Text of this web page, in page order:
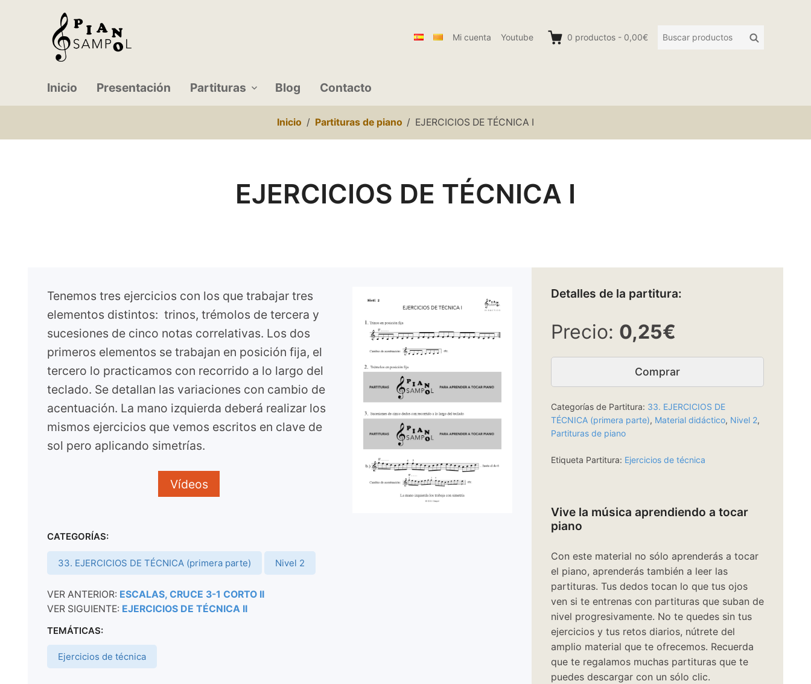
Mi cuenta Youtube 0 productos - 0,00€
Buscar
Buscar
Inicio Presentación Partituras Blog Contacto
Inicio Partituras de piano EJERCICIOS DE TÉCNICA I
EJERCICIOS DE TÉCNICA I
Tenemos tres ejercicios con los que trabajar tres
elementos distintos: trinos, trémolos de tercera y
sucesiones de cinco notas correlativas. Los dos
primeros elementos se trabajan en posición fija, el
tercero lo practicamos con recorrido a lo largo del
teclado. Se detallan las variaciones con cambio de
acentuación. La mano izquierda deberá realizar los
mismos ejercicios que vemos escritos en clave de
sol pero aplicando simetrías.
Vídeos
CATEGORÍAS:
33. EJERCICIOS DE TÉCNICA (primera parte) Nivel 2
VER ANTERIOR: ESCALAS, CRUCE 3-1 CORTO II
VER SIGUIENTE: EJERCICIOS DE TÉCNICA II
TEMÁTICAS:
Ejercicios de técnica
Detalles de la partitura:
0,25€
Comprar
Categorías de Partitura: 33. EJERCICIOS DE
TÉCNICA (primera parte), Material didáctico, Nivel 2,
Partituras de piano
Etiqueta Partitura: Ejercicios de técnica
Vive la música aprendiendo a tocar
piano
Con este material no sólo aprenderás a tocar
el piano, aprenderás también a leer las
partituras. Tus dedos tocan lo que tus ojos
ven si te entrenas con partituras que suban de
nivel progresivamente. No te quedes sin tus
ejercicios y tus retos diarios, nútrete del
amplio material que te ofrecemos. Recuerda
que te regalamos muchas partituras que te
puedes descargar con un sólo clic.